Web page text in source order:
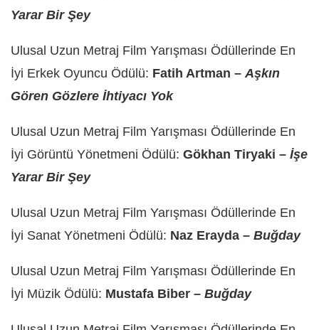
Yarar Bir Şey
Ulusal Uzun Metraj Film Yarışması Ödüllerinde En
İyi Erkek Oyuncu Ödülü: Fatih Artman – Aşkın
Gören Gözlere İhtiyacı Yok
Ulusal Uzun Metraj Film Yarışması Ödüllerinde En
İyi Görüntü Yönetmeni Ödülü: Gökhan Tiryaki – İşe
Yarar Bir Şey
Ulusal Uzun Metraj Film Yarışması Ödüllerinde En
İyi Sanat Yönetmeni Ödülü: Naz Erayda – Buğday
Ulusal Uzun Metraj Film Yarışması Ödüllerinde En
İyi Müzik Ödülü: Mustafa Biber – Buğday